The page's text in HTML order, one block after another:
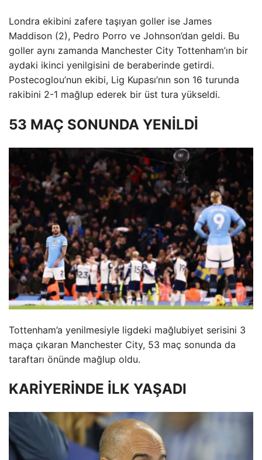
Londra ekibini zafere taşıyan goller ise James
Maddison (2), Pedro Porro ve Johnson’dan geldi. Bu
goller aynı zamanda Manchester City Tottenham’ın bir
aydaki ikinci yenilgisini de beraberinde getirdi.
Postecoglou’nun ekibi, Lig Kupası’nın son 16 turunda
rakibini 2-1 mağlup ederek bir üst tura yükseldi.
53 MAÇ SONUNDA YENİLDİ
Tottenham’a yenilmesiyle ligdeki mağlubiyet serisini 3
maça çıkaran Manchester City, 53 maç sonunda da
taraftarı önünde mağlup oldu.
KARİYERİNDE İLK YAŞADI